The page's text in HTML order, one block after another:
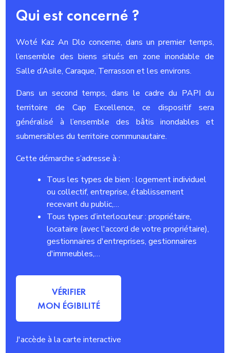
Qui est concerné ?
Woté Kaz An Dlo concerne, dans un premier temps,
l’ensemble des biens situés en zone inondable de
Salle d’Asile, Caraque, Terrasson et les environs.
Dans un second temps, dans le cadre du PAPI du
territoire de Cap Excellence, ce dispositif sera
généralisé à l’ensemble des bâtis inondables et
submersibles du territoire communautaire.
Cette démarche s’adresse à :
Tous les types de bien : logement individuel
ou collectif, entreprise, établissement
recevant du public,…
Tous types d’interlocuteur : propriétaire,
locataire (avec l'accord de votre propriétaire),
gestionnaires d'entreprises, gestionnaires
d'immeubles,…
VÉRIFIER
MON ÉGIBILITÉ
J'accède à la carte interactive